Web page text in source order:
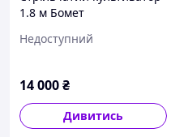
1.8 м Бомет
обробки навісний до
ряди)
Недоступний
14 000₴
Дивитись